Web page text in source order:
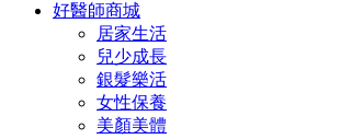
好醫師商城
居家生活
兒少成長
銀髮樂活
女性保養
美顏美體